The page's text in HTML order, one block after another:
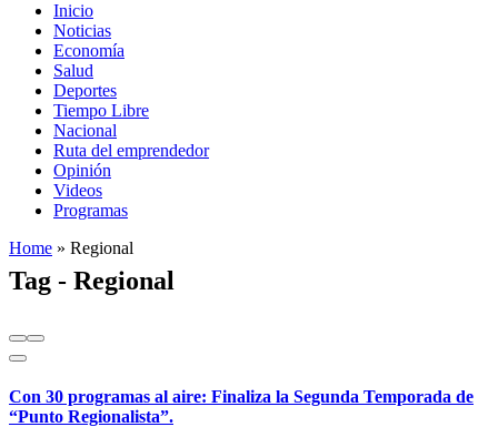
Inicio
Noticias
Economía
Salud
Deportes
Tiempo Libre
Nacional
Ruta del emprendedor
Opinión
Videos
Programas
Home » Regional
Tag - Regional
Con 30 programas al aire: Finaliza la Segunda Temporada de
“Punto Regionalista”.